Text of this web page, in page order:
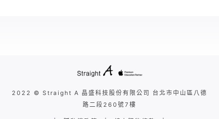
2022 © Straight A 晶盛科技股份有限公司 台北市中山區八德
路二段260號7樓